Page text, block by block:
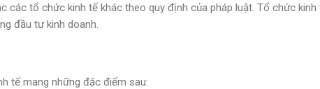
các tổ chức kinh tế khác theo quy định của pháp luật. Tổ chức kinh
đầu tư kinh doanh.
tế mang những đặc điểm sau: